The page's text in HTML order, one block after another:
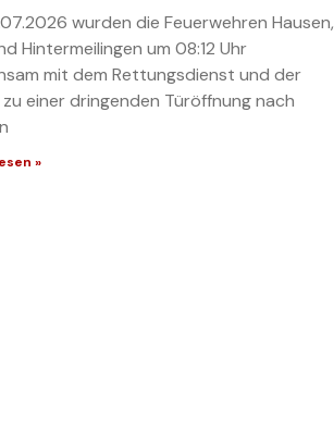
wurden die Feuerwehren Hausen,
Hintermeilingen um 08:12 Uhr
mit dem Rettungsdienst und der
zu einer dringenden Türöffnung nach
»